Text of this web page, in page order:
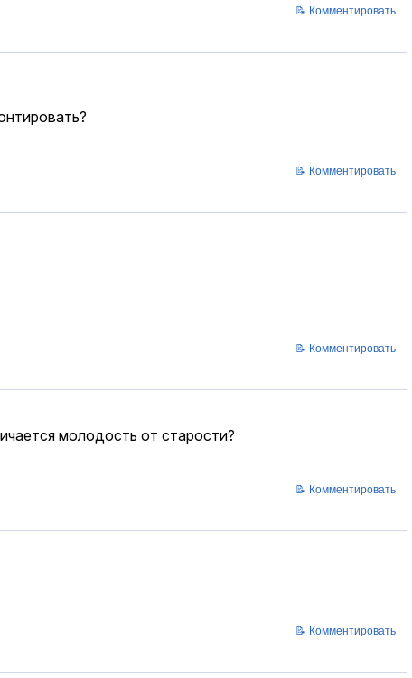
📝 Комментировать
📝 Комментировать
📝 Комментировать
молодость от старости?
📝 Комментировать
📝 Комментировать